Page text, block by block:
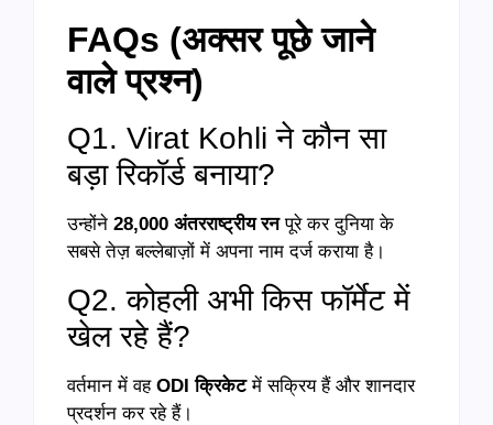
FAQs (अक्सर पूछे जाने
वाले प्रश्न)
Q1. Virat Kohli ने कौन सा
बड़ा रिकॉर्ड बनाया?
उन्होंने 28,000 अंतरराष्ट्रीय रनपूरे कर दुनिया के
सबसे तेज़ बल्लेबाज़ों में अपना नाम दर्ज कराया है।
Q2. कोहली अभी किस फॉर्मेट में
खेल रहे हैं?
वर्तमान में वह ODI क्रिकेटमें सक्रिय हैं और शानदार
प्रदर्शन कर रहे हैं।